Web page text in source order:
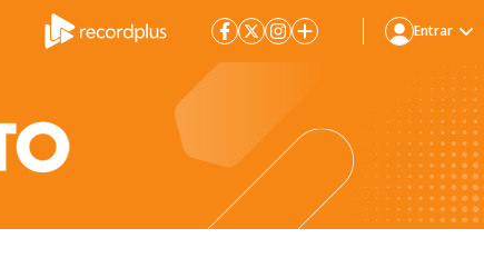
Entrar